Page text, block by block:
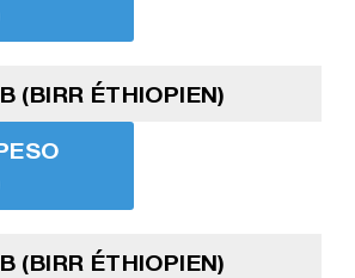
(BIRR ÉTHIOPIEN)
(BIRR ÉTHIOPIEN)